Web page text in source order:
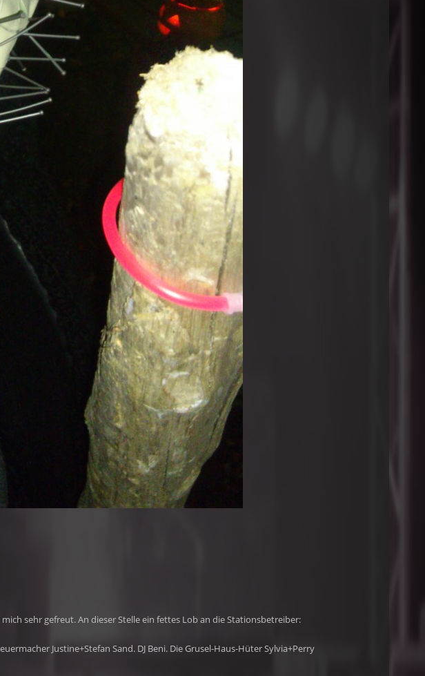
sehr gefreut. An dieser Stelle ein fettes Lob an die Stationsbetreiber:
Justine+Stefan Sand. DJ Beni. Die Grusel-Haus-Hüter Sylvia+Perry